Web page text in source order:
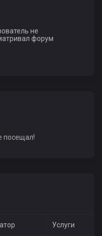
не
форум
посещал!
Услуги